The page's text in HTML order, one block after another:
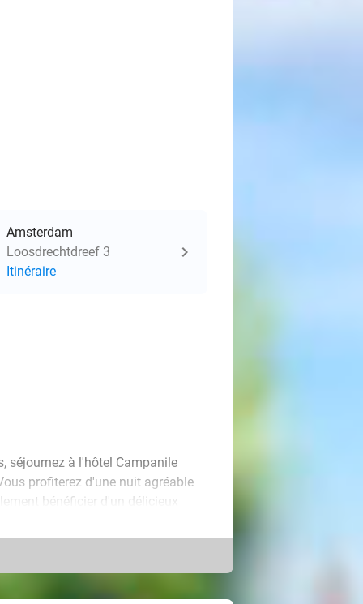
Amsterdam
Loosdrechtdreef 3
Itinéraire
séjournez à l'hôtel Campanile
profiterez d'une nuit agréable
bénéficier d'un délicieux
et verdoyant d'Amsterdam !
votre fils ou votre fille dans une
vous avez besoin. La chambre